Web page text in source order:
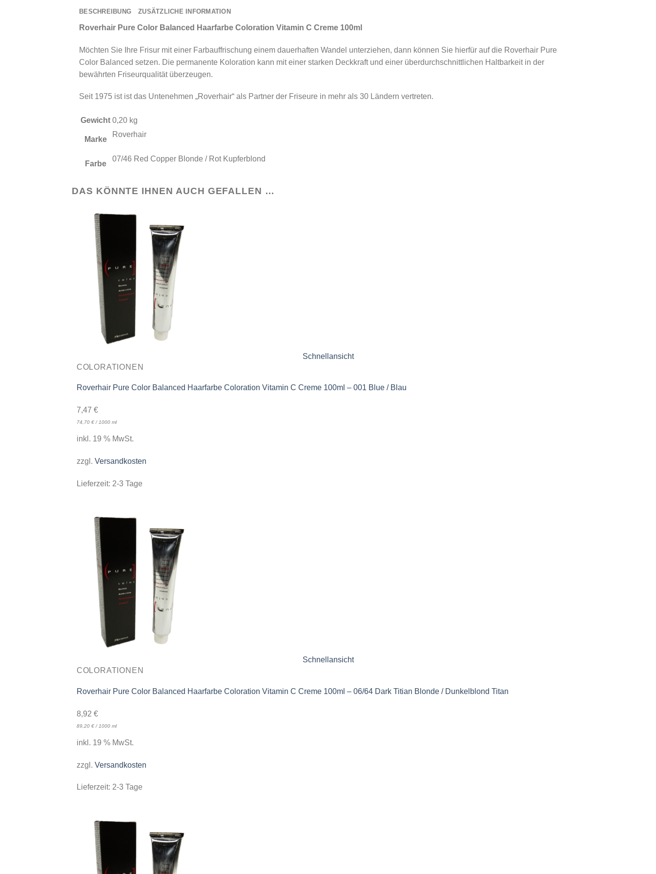
BESCHREIBUNG ZUSÄTZLICHE INFORMATION
Roverhair Pure Color Balanced Haarfarbe Coloration Vitamin C Creme 100ml
Möchten Sie Ihre Frisur mit einer Farbauffrischung einem dauerhaften Wandel unterziehen, dann können Sie hierfür auf die Roverhair Pure
Color Balanced setzen. Die permanente Koloration kann mit einer starken Deckkraft und einer überdurchschnittlichen Haltbarkeit in der
bewährten Friseurqualität überzeugen.
Seit 1975 ist ist das Untenehmen „Roverhair“ als Partner der Friseure in mehr als 30 Ländern vertreten.
Gewicht 0,20 kg
Marke
Roverhair
Farbe
07/46 Red Copper Blonde / Rot Kupferblond
DAS KÖNNTE IHNEN AUCH GEFALLEN …
Schnellansicht
COLORATIONEN
Roverhair Pure Color Balanced Haarfarbe Coloration Vitamin C Creme 100ml – 001 Blue / Blau
7,47 €
74,70 €/1000 ml
inkl. 19 % MwSt.
zzgl. Versandkosten
Lieferzeit: 2-3 Tage
Schnellansicht
COLORATIONEN
Roverhair Pure Color Balanced Haarfarbe Coloration Vitamin C Creme 100ml – 06/64 Dark Titian Blonde / Dunkelblond Titan
8,92 €
89,20 €/ 1000 ml
inkl. 19 % MwSt.
zzgl. Versandkosten
Lieferzeit: 2-3 Tage